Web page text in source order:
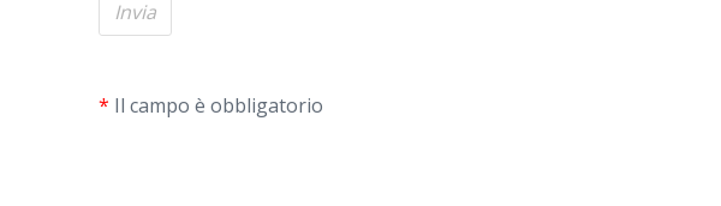
* Il campo è obbligatorio